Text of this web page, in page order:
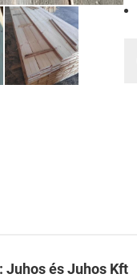
Juhos és Juhos Kft